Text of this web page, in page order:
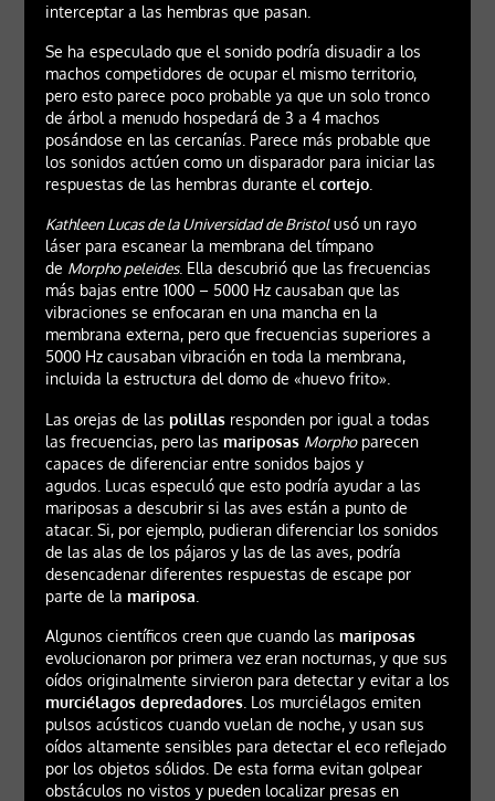
interceptar a las hembras que pasan.
Se ha especulado que el sonido podría disuadir a los
machos competidores de ocupar el mismo territorio,
pero esto parece poco probable ya que un solo tronco
de árbol a menudo hospedará de 3 a 4 machos
posándose en las cercanías. Parece más probable que
los sonidos actúen como un disparador para iniciar las
respuestas de las hembras durante el cortejo.
Kathleen Lucas de la Universidad de Bristolusó un rayo
láser para escanear la membrana del tímpano
de Morpho peleides. Ella descubrió que las frecuencias
más bajas entre 1000 – 5000 Hz causaban que las
vibraciones se enfocaran en una mancha en la
membrana externa, pero que frecuencias superiores a
5000 Hz causaban vibración en toda la membrana,
incluida la estructura del domo de «huevo frito».
Las orejas de las polillasresponden por igual a todas
las frecuencias, pero las mariposas Morphoparecen
capaces de diferenciar entre sonidos bajos y
agudos. Lucas especuló que esto podría ayudar a las
mariposas a descubrir si las aves están a punto de
atacar. Si, por ejemplo, pudieran diferenciar los sonidos
de las alas de los pájaros y las de las aves, podría
desencadenar diferentes respuestas de escape por
parte de la mariposa
Algunos científicos creen que cuando las mariposas
evolucionaron por primera vez eran nocturnas, y que sus
oídos originalmente sirvieron para detectar y evitar a los
murciélagos depredadores. Los murciélagos emiten
pulsos acústicos cuando vuelan de noche, y usan sus
oídos altamente sensibles para detectar el eco reflejado
por los objetos sólidos. De esta forma evitan golpear
obstáculos no vistos y pueden localizar presas en